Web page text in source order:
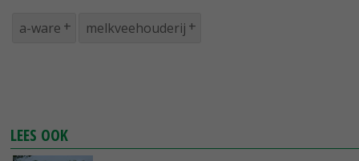
a-ware melkveehouderij
LEES OOK